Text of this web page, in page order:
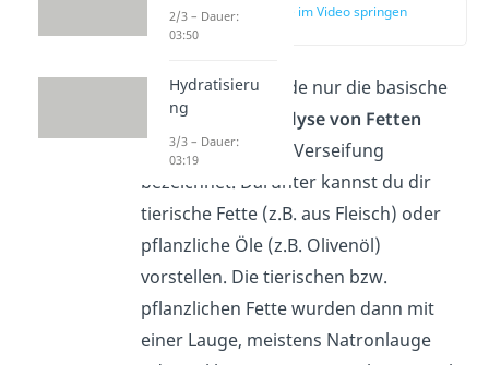
zur Stelle im Video springen
Ursprünglich wurde nur die basische
(alkalische)
Hydrolyse von Fetten
(Triglyceriden) als Verseifung
bezeichnet. Darunter kannst du dir
tierische Fette (z.B. aus Fleisch) oder
pflanzliche Öle (z.B. Olivenöl)
vorstellen. Die tierischen bzw.
pflanzlichen Fette wurden dann mit
einer Lauge, meistens Natronlauge
2/3 – Dauer:
03:50
Hydratisieru
ng
3/3 – Dauer:
03:19